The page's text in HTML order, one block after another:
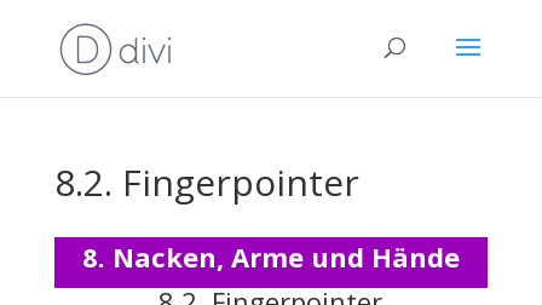
8.2. Fingerpointer
8. Nacken, Arme und Hände